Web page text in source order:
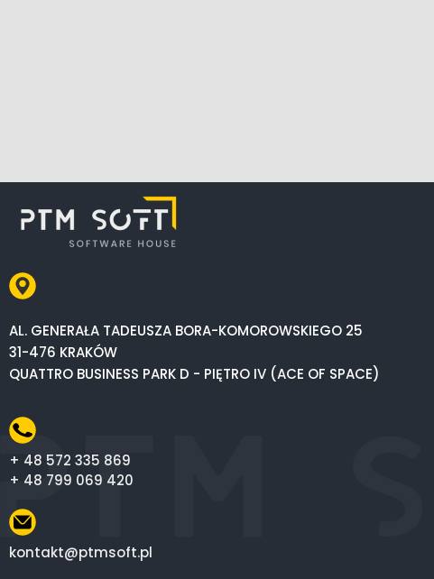
AL. GENERAŁA TADEUSZA BORA-KOMOROWSKIEGO 25
31-476 KRAKÓW
QUATTRO BUSINESS PARK D - PIĘTRO IV (ACE OF SPACE)
+ 48 572 335 869
+ 48 799 069 420
kontakt@ptmsoft.pl